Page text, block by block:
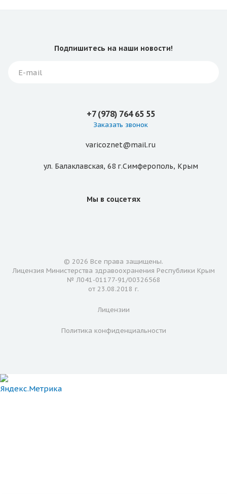
Подпишитесь на наши новости!
+7 (978) 764 65 55
Заказать звонок
varicoznet@mail.ru
ул. Балаклавская, 68 г.Симферополь, Крым
Мы в соцсетях
© 2026 Все права защищены.
Лицензия Министерства здравоохранения Республики Крым
№ Л041-01177-91/00326568
от 23.08.2018 г.
Лицензии
Политика конфиденциальности